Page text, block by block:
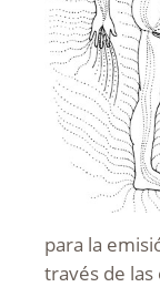
para la
través de